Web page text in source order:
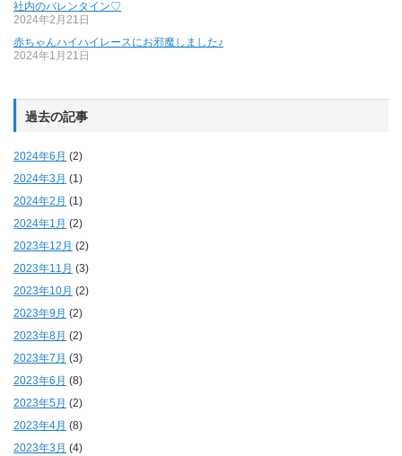
社内のバレンタイン♡
2024年2月21日
赤ちゃんハイハイレースにお邪魔しました♪
2024年1月21日
過去の記事
2024年6月 (2)
2024年3月 (1)
2024年2月 (1)
2024年1月 (2)
2023年12月 (2)
2023年11月 (3)
2023年10月 (2)
2023年9月 (2)
2023年8月 (2)
2023年7月 (3)
2023年6月 (8)
2023年5月 (2)
2023年4月 (8)
2023年3月 (4)